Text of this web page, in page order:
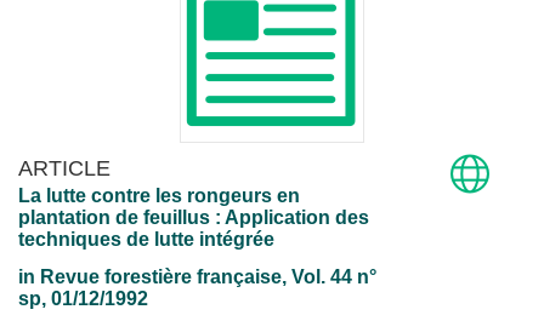
ARTICLE
La lutte contre les rongeurs en
plantation de feuillus : Application des
techniques de lutte intégrée
in Revue forestière française, Vol. 44 n°
sp, 01/12/1992